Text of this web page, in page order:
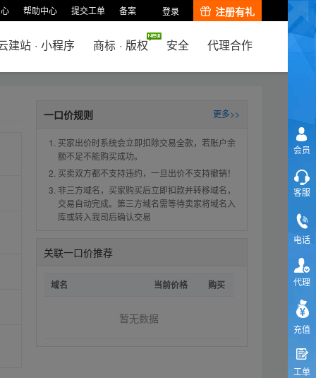
帮助中心 提交工单 备案 登录 注册有礼
建站 · 小程序 商标 · 版权 安全 代理合作
一口价规则 更多>>
买家出价时系统会立即扣除交易全款，若账户余
额不足不能购买成功。
买卖双方都不支持违约，一旦出价不支持撤销！
非三方域名，买家购买后立即扣款并转移域名，
交易自动完成。第三方域名需等待卖家将域名入
库或转入我司后确认交易
关联一口价推荐
域名 当前价格 购买
暂无数据
会员
客服
电话
代理
充值
工单